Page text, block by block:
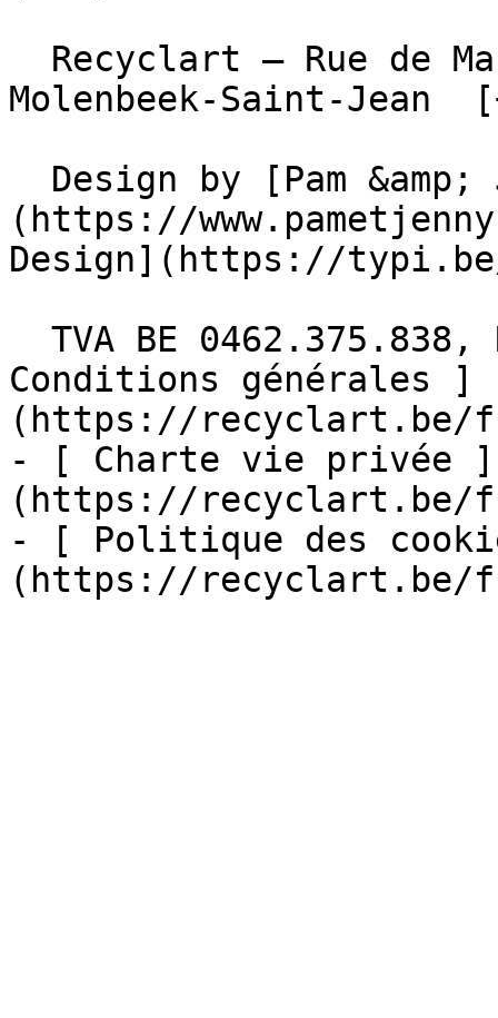
Molenbeek-Saint-
(https://
Design](https://
Conditions générales ]
(https://recyclart.be/
- [ Charte vie privée ]
(https://recyclart.be/
- [ Politique des